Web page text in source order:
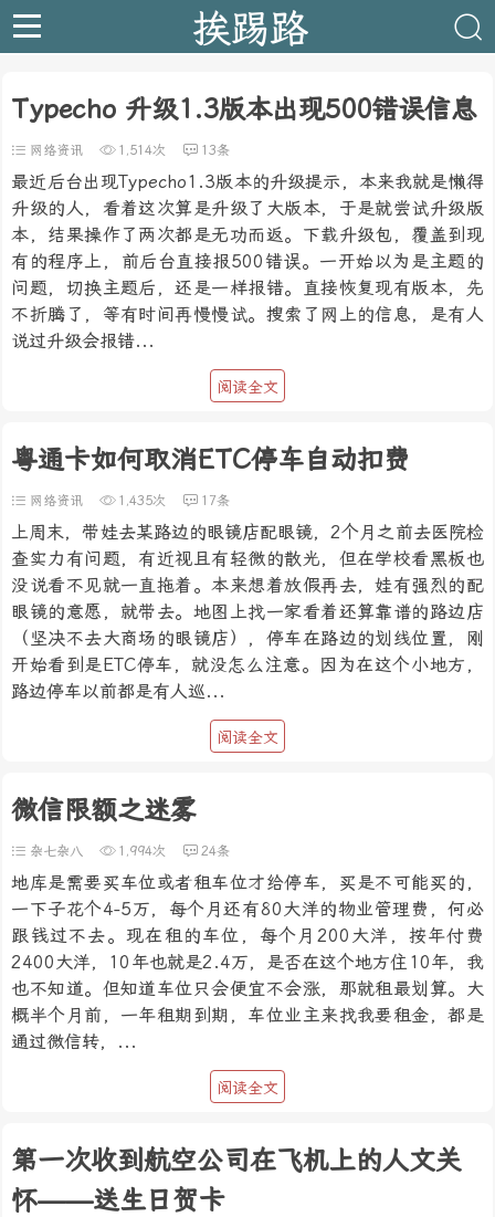
挨踢路
Typecho 升级1.3版本出现500错误信息
网络资讯 1,514次 13条
最近后台出现Typecho1.3版本的升级提示，本来我就是懒得
升级的人，看着这次算是升级了大版本，于是就尝试升级版
本，结果操作了两次都是无功而返。下载升级包，覆盖到现
有的程序上，前后台直接报500错误。一开始以为是主题的
问题，切换主题后，还是一样报错。直接恢复现有版本，先
不折腾了，等有时间再慢慢试。搜索了网上的信息，是有人
说过升级会报错...
阅读全文
粤通卡如何取消ETC停车自动扣费
网络资讯 1,435次 17条
上周末，带娃去某路边的眼镜店配眼镜，2个月之前去医院检
查实力有问题，有近视且有轻微的散光，但在学校看黑板也
没说看不见就一直拖着。本来想着放假再去，娃有强烈的配
眼镜的意愿，就带去。地图上找一家看着还算靠谱的路边店
（坚决不去大商场的眼镜店），停车在路边的划线位置，刚
开始看到是ETC停车，就没怎么注意。因为在这个小地方，
路边停车以前都是有人巡...
阅读全文
微信限额之迷雾
杂七杂八 1,994次 24条
地库是需要买车位或者租车位才给停车，买是不可能买的，
一下子花个4-5万，每个月还有80大洋的物业管理费，何必
跟钱过不去。现在租的车位，每个月200大洋，按年付费
2400大洋，10年也就是2.4万，是否在这个地方住10年，我
也不知道。但知道车位只会便宜不会涨，那就租最划算。大
概半个月前，一年租期到期，车位业主来找我要租金，都是
通过微信转，...
阅读全文
第一次收到航空公司在飞机上的人文关
怀——送生日贺卡